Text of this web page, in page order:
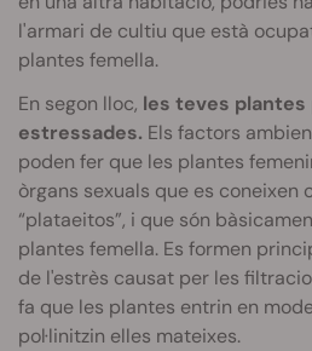
l'armari de cultiu que està
plantes femella.
En segon lloc, les teves
estressades. Els factors
poden fer que les plantes
òrgans sexuals que es coneixen
“plataeitos”, i que són
plantes femella. Es formen
de l'estrès causat per les
fa que les plantes entrin en
pol·linitzin elles mateixes.